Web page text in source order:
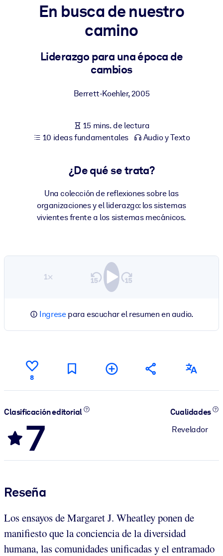
Integre conocimientos verificados y breves en su LMS/LXP para
obtener mejores resultados de aprendizaje.
Enriquezca su biblioteca corporativa con conocimientos
Para sistemas de IA
Alimente sus sistemas de IA con conocimientos fiables y
En busca de nuestro
camino
Liderazgo para una época de
cambios
Berrett-Koehler,2005
15 mins. de lectura
10 ideas fundamentales
Audio y Texto
¿De qué se trata?
Una colección de reflexiones sobre las
organizaciones y el liderazgo: los sistemas
vivientes frente a los sistemas mecánicos.
1×
Ingresepara escuchar el resumen en audio.
8
Clasificación editorial
7
Cualidades
Revelador
Reseña
Los ensayos de Margaret J. Wheatley ponen de
manifiesto que la conciencia de la diversidad
humana, las comunidades unificadas y el entramado